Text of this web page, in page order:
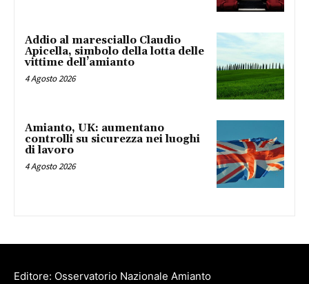
Addio al maresciallo Claudio
Apicella, simbolo della lotta delle
vittime dell’amianto
4 Agosto 2026
Amianto, UK: aumentano
controlli su sicurezza nei luoghi
di lavoro
4 Agosto 2026
Editore: Osservatorio Nazionale Amianto